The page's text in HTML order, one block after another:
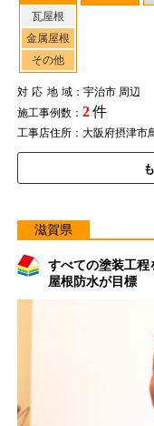
瓦屋根
金属屋根
その他
対応地域：宇治市 周辺
施工事例数： 2件
工事店住所：大阪府摂津市
滋賀県
すべての塗装工程
屋根防水が目標